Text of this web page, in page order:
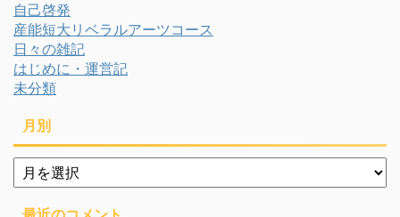
自己啓発
産能短大リベラルアーツコース
日々の雑記
はじめに・運営記
未分類
月別
月
別